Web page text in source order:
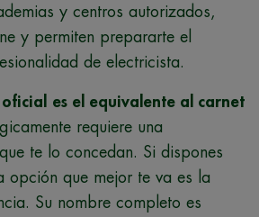
y centros autorizados,
y permiten prepararte el
de electricista.
es el equivalente al carnet
requiere una
te lo concedan. Si dispones
opción que mejor te va es la
Su nombre completo es